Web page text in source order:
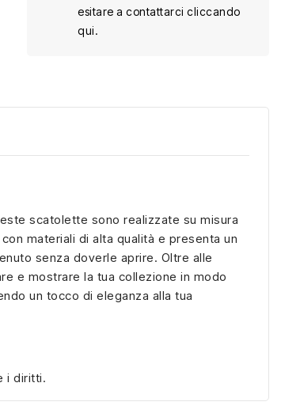
esitare a contattarci cliccando
qui.
scatolette sono realizzate su misura
materiali di alta qualità e presenta un
senza doverle aprire. Oltre alle
e mostrare la tua collezione in modo
un tocco di eleganza alla tua
i diritti.